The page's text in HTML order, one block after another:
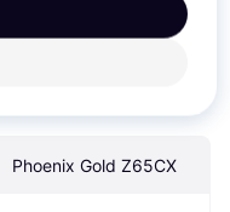
Phoenix Gold Z65CX